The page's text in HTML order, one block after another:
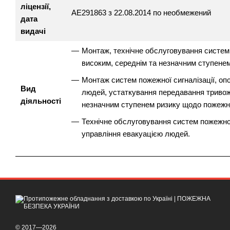
ліцензії,
дата
видачі
АЕ291863 з 22.08.2014 по необмежений
Вид
діяльності
Монтаж, технічне обслуговування
високим, середнім та незначним
Монтаж систем пожежної сигналізації,
людей, устаткування передавання
незначним ступенем ризику щодо
Технічне обслуговування систем
управління евакуацією людей.
© 2017—2026